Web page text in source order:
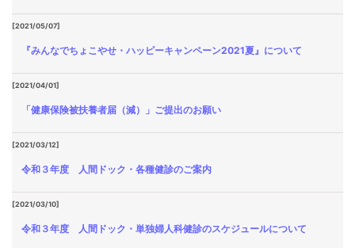
[2021/05/07]
『みんなでちょこやせ・ハッピーキャンペーン2021夏』について
[2021/04/01]
「健康保険被扶養者届（減）」ご提出のお願い
[2021/03/12]
令和３年度 人間ドック・各種健診のご案内
[2021/03/10]
令和３年度 人間ドック・単独婦人科健診のスケジュールについて